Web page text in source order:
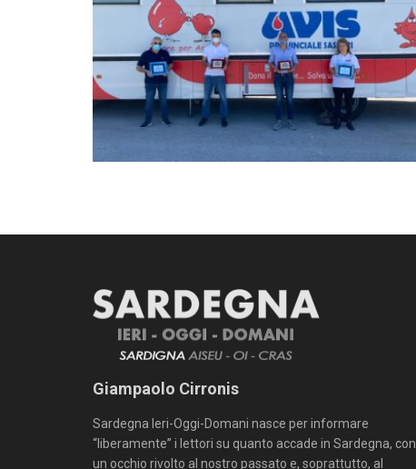
Giampaolo Cirronis
Sardegna Ieri-Oggi-Domani nasce per informare
“liberamente” i lettori su quanto accade in Sardegna, con
un occhio rivolto al nostro passato e, soprattutto, al